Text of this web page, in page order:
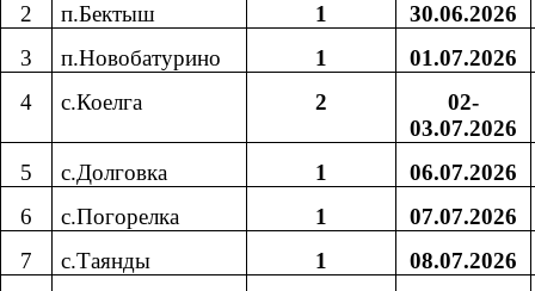
2 п.Бектыш 1
30.06.2026
3
п.Новобатурино 1
01.07.2026
4
с.Коелга 2
02-
03.07.2026
5
с.Долговка 1
06.07.2026
6
с.Погорелка 1
07.07.2026
7
с.Таянды 1
08.07.2026